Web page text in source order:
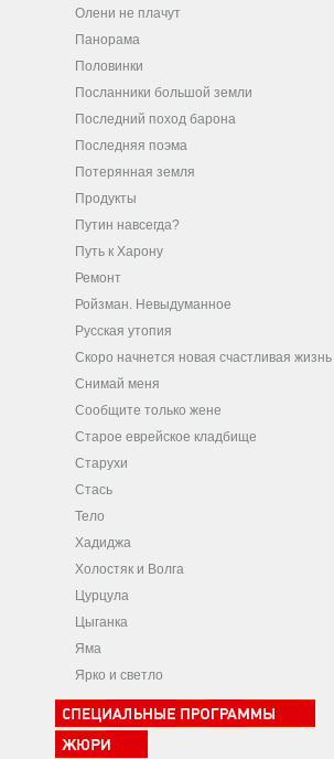
Олени не плачут
Панорама
Половинки
Посланники большой земли
Последний поход барона
Последняя поэма
Потерянная земля
Продукты
Путин навсегда?
Путь к Харону
Ремонт
Ройзман. Невыдуманное
Русская утопия
Скоро начнется новая счастливая жизнь
Снимай меня
Сообщите только жене
Старое еврейское кладбище
Старухи
Стась
Тело
Хадиджа
Холостяк и Волга
Цурцула
Цыганка
Яма
Ярко и светло